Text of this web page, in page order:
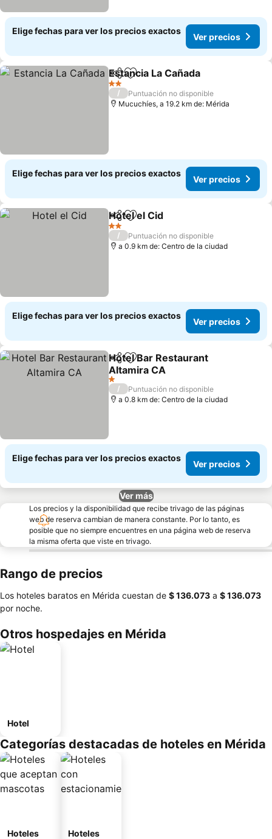
Elige fechas para ver los precios exactos
Ver precios
CompartirAgregar a favoritos
Estancia La Cañada
2 Estrellas
/
Puntuación no disponible
Mucuchíes, a 19.2 km de: Mérida
Elige fechas para ver los precios exactos
Ver precios
CompartirAgregar a favoritos
Hotel el Cid
2 Estrellas
/
Puntuación no disponible
a 0.9 km de: Centro de la ciudad
Elige fechas para ver los precios exactos
Ver precios
CompartirAgregar a favoritos
Hotel Bar Restaurant
Altamira CA
Ver precios
1 Estrellas
/
Puntuación no disponible
a 0.8 km de: Centro de la ciudad
Elige fechas para ver los precios exactos
Ver precios
Ver más
Los precios y la disponibilidad que recibe trivago de las páginas
web de reserva cambian de manera constante. Por lo tanto, es
posible que no siempre encuentres en una página web de reserva
la misma oferta que viste en trivago.
Rango de precios
Los hoteles baratos en Mérida cuestan de ‎$ 136.073 a ‎$ 136.073
por noche.
Otros hospedajes en Mérida
Hotel
Categorías destacadas de hoteles en Mérida
Hoteles
Hoteles